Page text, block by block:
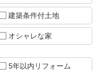
建築条件付土地
オシャレな家
5年以内リフォーム